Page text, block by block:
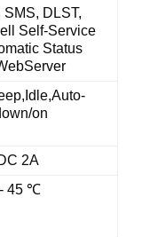
DLST,
Self-Service
Status
on
2A
45 ℃